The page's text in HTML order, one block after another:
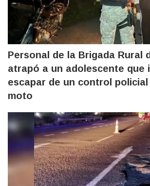
Personal de la Brigada Rural
atrapó a un adolescente que
escapar de un control policial
moto